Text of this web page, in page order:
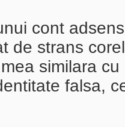
cont
de strans
similara
falsa,